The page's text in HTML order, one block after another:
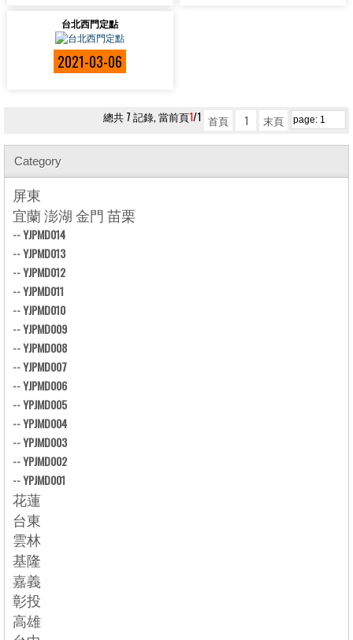
台北西門定點
2021-03-06
總共 7 記錄, 當前頁1/1 首頁 1 末頁
Category
屏東
宜蘭 澎湖 金門 苗栗
--YJPMD014
--YJPMD013
--YJPMD012
--YJPMD011
--YJPMD010
--YJPMD009
--YJPMD008
--YJPMD007
--YJPMD006
--YPJMD005
--YPJMD004
--YPJMD003
--YPJMD002
--YPJMD001
花蓮
台東
雲林
基隆
嘉義
彰投
高雄